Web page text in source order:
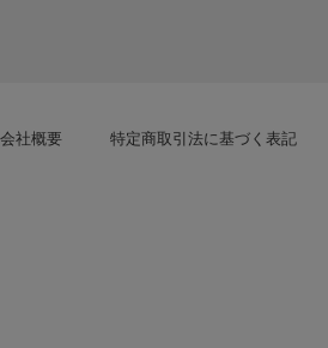
会社概要 特定商取引法に基づく表記